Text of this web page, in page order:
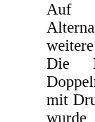
Auf
Die
mit